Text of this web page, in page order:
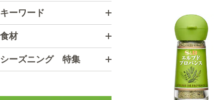
キーワード
食材
シーズニング 特集